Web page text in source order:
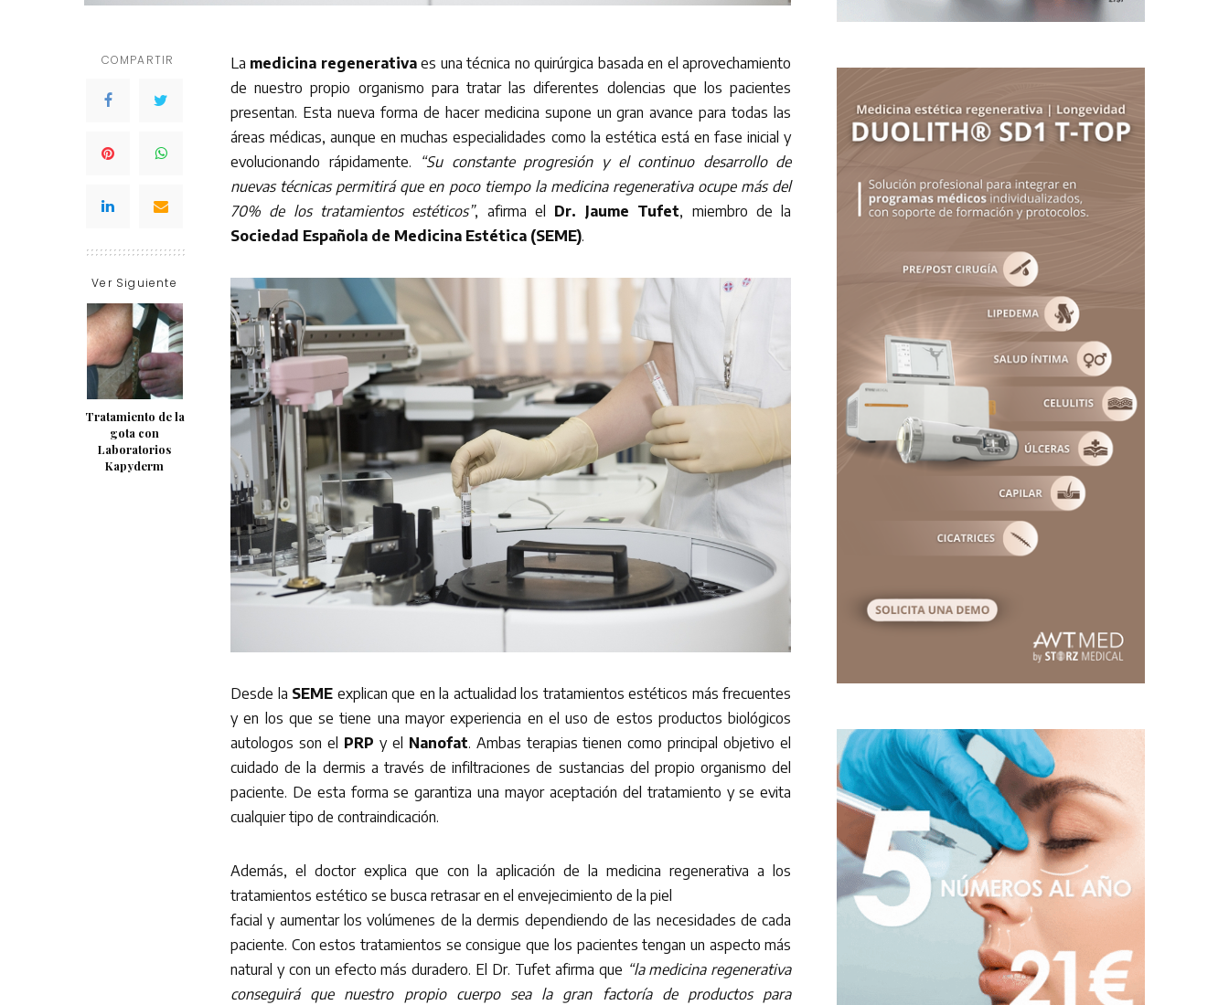
COMPARTIR
Ver Siguiente
Tratamiento de la
gota con
Laboratorios
Kapyderm
La medicina regenerativaes una técnica no quirúrgica basada en el aprovechamiento
de nuestro propio organismo para tratar las diferentes dolencias que los pacientes
presentan. Esta nueva forma de hacer medicina supone un gran avance para todas las
áreas médicas, aunque en muchas especialidades como la estética está en fase inicial y
evolucionando rápidamente.
“Su constante progresión y el continuo desarrollo de
nuevas técnicas permitirá que en poco tiempo la medicina regenerativa ocupe más del
70% de los tratamientos estéticos”, afirma el Dr. Jaume Tufet, miembro de la
Sociedad Española de Medicina Estética (SEME).
Desde la SEME explican que en la actualidad los tratamientos estéticos más frecuentes
y en los que se tiene una mayor experiencia en el uso de estos productos biológicos
autologos son el PRP y el Nanofat. Ambas terapias tienen como principal objetivo el
cuidado de la dermis a través de infiltraciones de sustancias del propio organismo del
paciente. De esta forma se garantiza una mayor aceptación del tratamiento y se evita
cualquier tipo de contraindicación.
Además, el doctor explica que con la aplicación de la medicina regenerativa a los
tratamientos estético se busca retrasar en el envejecimiento de la piel
facial y aumentar los volúmenes de la dermis dependiendo de las necesidades de cada
paciente. Con estos tratamientos se consigue que los pacientes tengan un aspecto más
natural y con un efecto más duradero. El Dr. Tufet afirma que “la medicina regenerativa
conseguirá que nuestro propio cuerpo sea la gran factoría de productos para